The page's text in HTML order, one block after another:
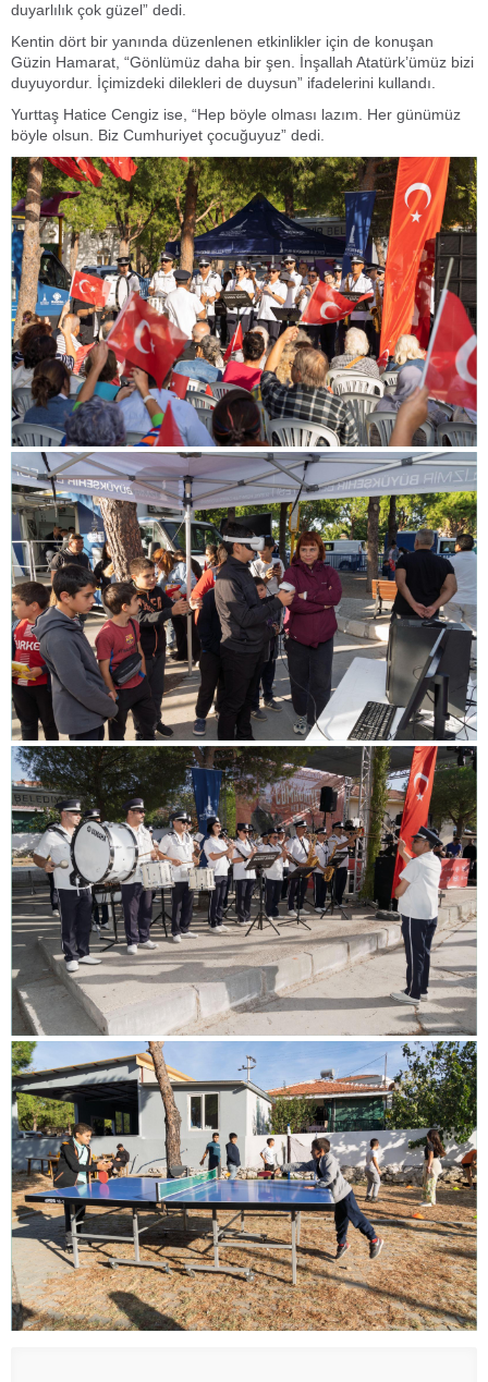
duyarlılık çok güzel” dedi.
Kentin dört bir yanında düzenlenen etkinlikler için de konuşan
Güzin Hamarat, “Gönlümüz daha bir şen. İnşallah Atatürk’ümüz bizi
duyuyordur. İçimizdeki dilekleri de duysun” ifadelerini kullandı.
Yurttaş Hatice Cengiz ise, “Hep böyle olması lazım. Her günümüz
böyle olsun. Biz Cumhuriyet çocuğuyuz” dedi.